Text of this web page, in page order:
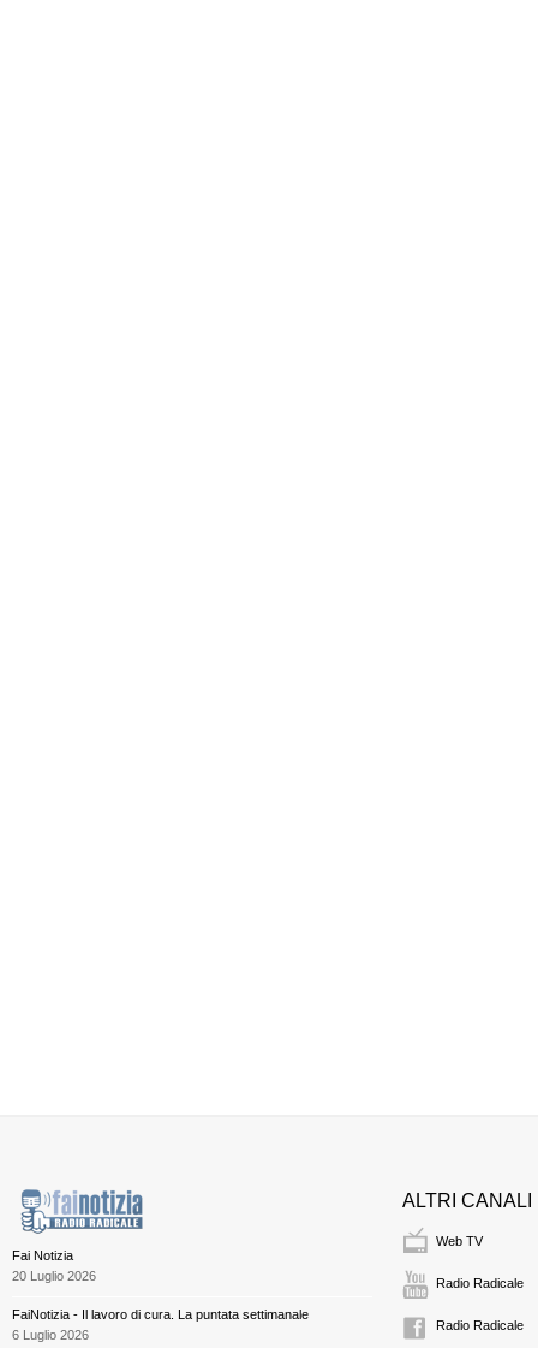
Fai Notizia
20 Luglio 2026
FaiNotizia - Il lavoro di cura. La puntata settimanale
6 Luglio 2026
ALTRI CANALI
Web TV
Radio Radicale
Radio Radicale